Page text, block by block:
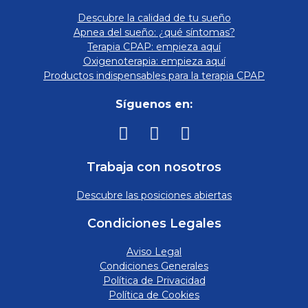
Descubre la calidad de tu sueño
Apnea del sueño: ¿qué síntomas?
Terapia CPAP: empieza aquí
Oxigenoterapia: empieza aquí
Productos indispensables para la terapia CPAP
Síguenos en:
Trabaja con nosotros
Descubre las posiciones abiertas
Condiciones Legales
Aviso Legal
Condiciones Generales
Política de Privacidad
Política de Cookies